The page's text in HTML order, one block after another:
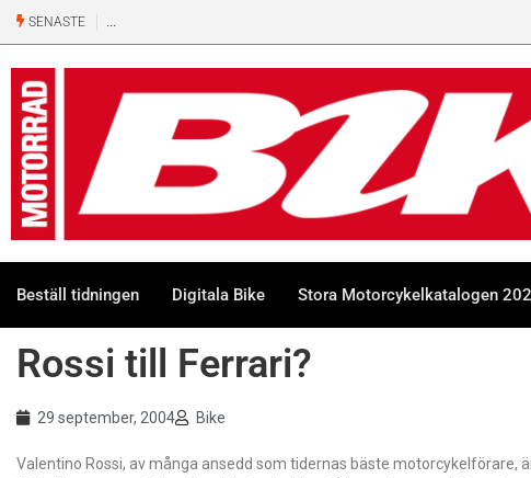
SENASTE
Beställ tidningen Digitala Bike Stora Motorcykelkatalogen
Rossi till Ferrari?
29 september, 2004 Bike
Valentino Rossi, av många ansedd som tidernas bäste motorcykelförare,